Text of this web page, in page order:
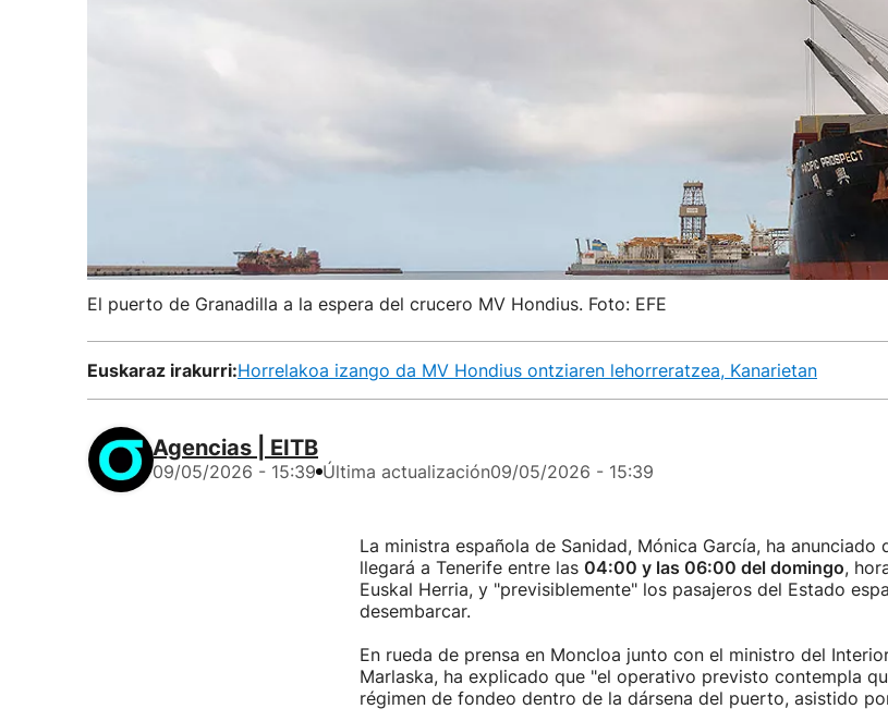
El puerto de Granadilla a la espera del crucero MV Hondius. Foto: EFE
Euskaraz irakurri:Horrelakoa izango da MV Hondius ontziaren lehorreratzea, Kanarietan
Agencias | EITB
09/05/2026 - 15:39 Última actualización09/05/2026 - 15:39
La ministra española de Sanidad, Mónica García, ha anunciado
llegará a Tenerife entre las 04:00 y las 06:00 del domingo,
Euskal Herria, y "previsiblemente" los pasajeros del Estado
desembarcar.
En rueda de prensa en Moncloa junto con el ministro del
Marlaska, ha explicado que "el operativo previsto contempla
régimen de fondeo dentro de la dársena del puerto, asistido